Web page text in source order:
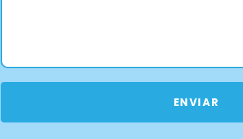
ENVIAR